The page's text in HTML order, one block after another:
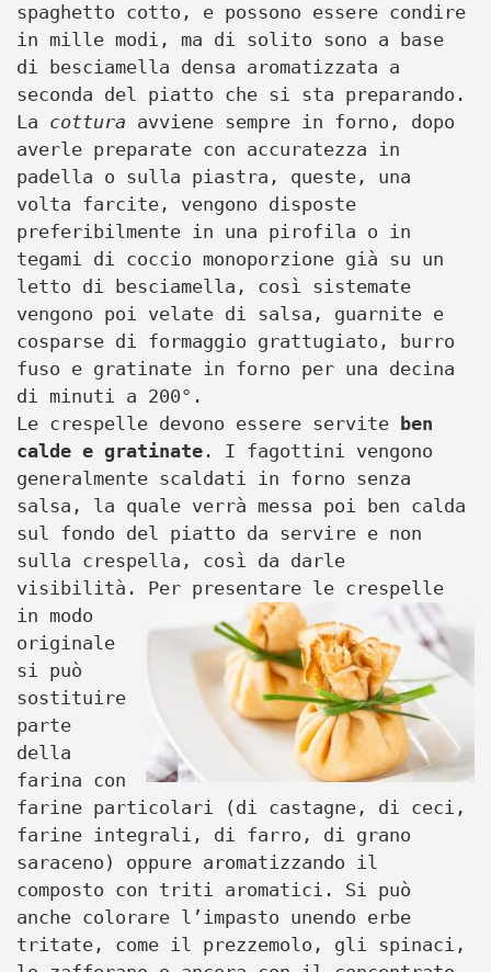
spaghetto cotto, e possono essere condire
in mille modi, ma di solito sono a base
di besciamella densa aromatizzata a
seconda del piatto che si sta preparando.
La cottura avviene sempre in forno, dopo
averle preparate con accuratezza in
padella o sulla piastra, queste, una
volta farcite, vengono disposte
preferibilmente in una pirofila o in
tegami di coccio monoporzione già su un
letto di besciamella, così sistemate
vengono poi velate di salsa, guarnite e
cosparse di formaggio grattugiato, burro
fuso e gratinate in forno per una decina
di minuti a 200°.
Le crespelle devono essere servite
ben
calde e gratinate . I fagottini vengono
generalmente scaldati in forno senza
salsa, la quale verrà messa poi ben calda
sul fondo del piatto da servire e non
sulla crespella, così da darle
visibilità. Per presentare le crespelle
in modo
originale
si può
sostituire
parte
della
farina con
farine particolari (di castagne, di ceci,
farine integrali, di farro, di grano
saraceno) oppure aromatizzando il
composto con triti aromatici. Si può
anche colorare l’impasto unendo erbe
tritate, come il prezzemolo, gli spinaci,